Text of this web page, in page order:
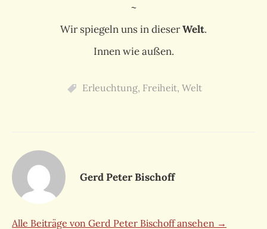
~
Wir spiegeln uns in dieserWelt.
Innen wie außen.
Erleuchtung, Freiheit, Welt
Gerd Peter Bischoff
Alle Beiträge von Gerd Peter Bischoff ansehen →